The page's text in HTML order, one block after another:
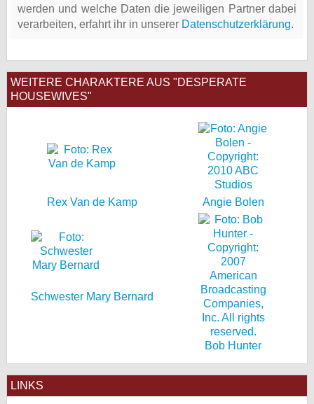
werden und welche Daten die jeweiligen Partner dabei
verarbeiten, erfahrt ihr in unserer Datenschutzerklärung.
WEITERE CHARAKTERE AUS "DESPERATE
HOUSEWIVES"
Rex Van de Kamp Angie Bolen
Schwester Mary Bernard
Bob Hunter
LINKS